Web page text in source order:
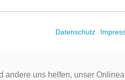
Datenschutz
uns helfen, unser